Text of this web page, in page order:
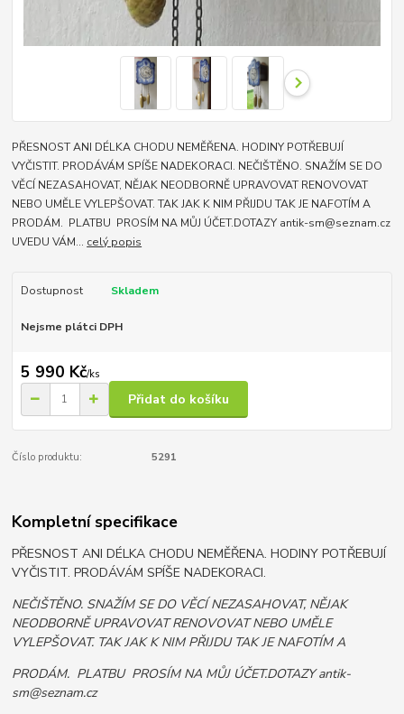
PŘESNOST ANI DÉLKA CHODU NEMĚŘENA. HODINY POTŘEBUJÍ
VYČISTIT. PRODÁVÁM SPÍŠE NADEKORACI. NEČIŠTĚNO. SNAŽÍM SE DO
VĚCÍ NEZASAHOVAT, NĚJAK NEODBORNĚ UPRAVOVAT RENOVOVAT
NEBO UMĚLE VYLEPŠOVAT. TAK JAK K NIM PŘIJDU TAK JE NAFOTÍM A
PRODÁM. PLATBU PROSÍM NA MŮJ ÚČET.DOTAZY antik-sm@seznam.cz
UVEDU VÁM... celý popis
Dostupnost Skladem
Nejsme plátci DPH
5 990 Kč/ks
Přidat do košíku
Číslo produktu: 5291
Kompletní specifikace
PŘESNOST ANI DÉLKA CHODU NEMĚŘENA. HODINY POTŘEBUJÍ
VYČISTIT. PRODÁVÁM SPÍŠE NADEKORACI.
NEČIŠTĚNO. SNAŽÍM SE DO VĚCÍ NEZASAHOVAT, NĚJAK
NEODBORNĚ UPRAVOVAT RENOVOVAT NEBO UMĚLE
VYLEPŠOVAT. TAK JAK K NIM PŘIJDU TAK JE NAFOTÍM A
PRODÁM. PLATBU PROSÍM NA MŮJ ÚČET.DOTAZY antik-
sm@seznam.cz